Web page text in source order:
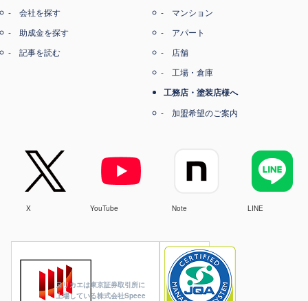
ヌリカエは東京証券取引所に
上場している株式会社Speee
会社を探す
助成金を探す
記事を読む
マンション
アパート
店舗
工場・倉庫
工務店・塗装店様へ
加盟希望のご案内
X YouTube Note LINE